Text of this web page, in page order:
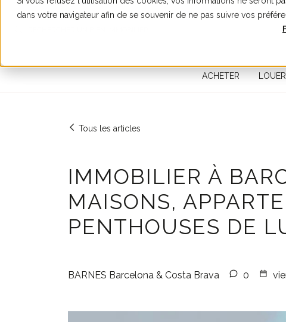
dans votre navigateur afin de se souvenir de ne pas suivre vos
ACHETER LOUER
Tous les articles
IMMOBILIER À
MAISONS,
PENTHOUSES DE
BARNES Barcelona & Costa Brava 0